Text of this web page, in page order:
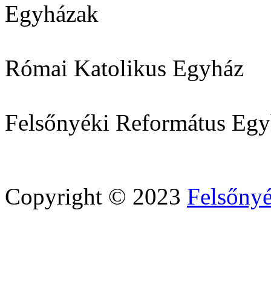
Egyházak
Római Katolikus Egyház
Felsőnyéki Református
Copyright © 2023